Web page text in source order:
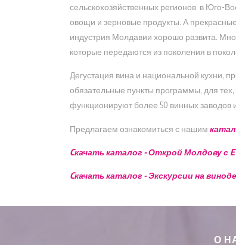
сельскохозяйственных регионов в Юго-
овощи и зерновые продукты. А
индустрия Молдавии хорошо развита.
которые передаются из поколения в
Дегустация вина и национальной кухни,
обязательные пункты программы, для
функционируют более 50 винных заводов
Предлагаем ознакомиться с нашим
Cкачать каталог - Открой Молдову с
Cкачать каталог - Экскурсии на
О